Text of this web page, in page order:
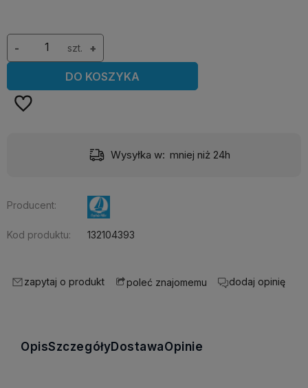
szt. +
-
DO KOSZYKA
Wysyłka w: mniej niż 24h
Producent:
Kod produktu: 132104393
zapytaj o produkt poleć znajomemu dodaj opinię
OpisSzczegółyDostawaOpinie